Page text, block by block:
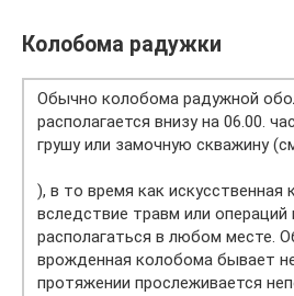
Колобома радужки
Обычно колобома радужной
располагается внизу на 06.00.
грушу или замочную скважину
), в то время как
вследствие травм или
располагаться в любом месте.
врожденная колобома бывает
протяжении прослеживается